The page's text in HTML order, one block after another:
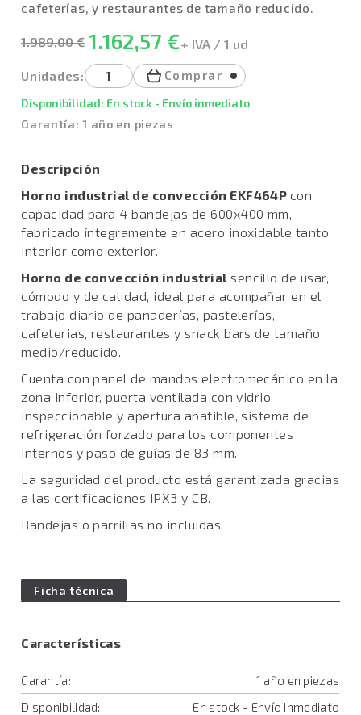
cafeterías, y restaurantes de tamaño reducido.
1.989,00 € 1.162,57 €+ IVA / 1 ud
Unidades: Comprar
Disponibilidad: En stock - Envío inmediato
Garantía: 1 año en piezas
Descripción
Horno industrial de convección EKF464P con
capacidad para 4 bandejas de 600x400 mm,
fabricado íntegramente en acero inoxidable tanto
interior como exterior.
Horno de convección industrial sencillo de usar,
cómodo y de calidad, ideal para acompañar en el
trabajo diario de panaderías, pastelerías,
cafeterias, restaurantes y snack bars de tamaño
medio/reducido.
Cuenta con panel de mandos electromecánico en la
zona inferior, puerta ventilada con vidrio
inspeccionable y apertura abatible, sistema de
refrigeración forzado para los componentes
internos y paso de guías de 83 mm.
La seguridad del producto está garantizada gracias
a las certificaciones IPX3 y CB.
Bandejas o parrillas no incluidas.
Ficha técnica
Características
Garantía:
1 año en piezas
Disponibilidad:
En stock - Envío inmediato